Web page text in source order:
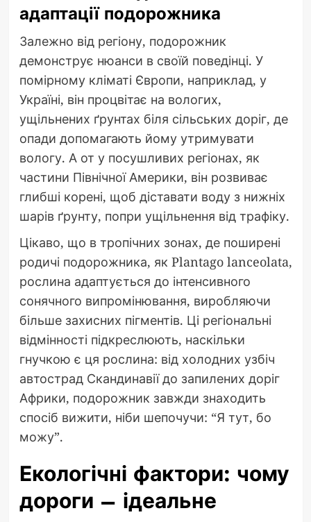
адаптації подорожника
Залежно від регіону, подорожник
демонструє нюанси в своїй поведінці. У
помірному кліматі Європи, наприклад, у
Україні, він процвітає на вологих,
ущільнених ґрунтах біля сільських доріг, де
опади допомагають йому утримувати
вологу. А от у посушливих регіонах, як
частини Північної Америки, він розвиває
глибші корені, щоб діставати воду з нижніх
шарів ґрунту, попри ущільнення від трафіку.
Цікаво, що в тропічних зонах, де поширені
родичі подорожника, як Plantago lanceolata,
рослина адаптується до інтенсивного
сонячного випромінювання, виробляючи
більше захисних пігментів. Ці регіональні
відмінності підкреслюють, наскільки
гнучкою є ця рослина: від холодних узбіч
автострад Скандинавії до запилених доріг
Африки, подорожник завжди знаходить
спосіб вижити, ніби шепочучи: “Я тут, бо
можу”.
Екологічні фактори: чому
дороги – ідеальне